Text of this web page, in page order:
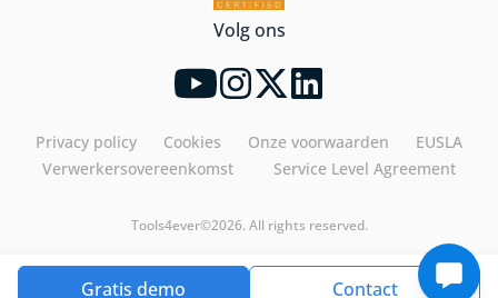
Gratis demo Contact
Volg ons
Privacy policy Cookies Onze voorwaarden
EUSLA
Verwerkersovereenkomst
Service Level Agreement
Tools4ever©2026. All rights reserved.